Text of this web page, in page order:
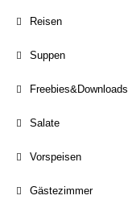
Reisen
Suppen
Freebies&Downloads
Salate
Vorspeisen
Gästezimmer